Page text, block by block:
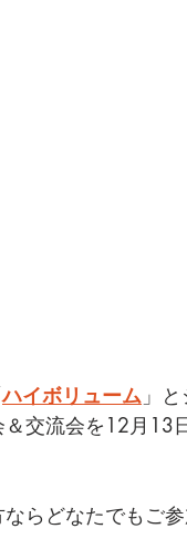
ハイボリューム 」
＆交流会を12月13
らどなたでもご